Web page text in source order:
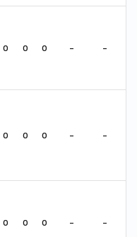
0 0 0 - -
0 0 0 - -
0 0 0 - -